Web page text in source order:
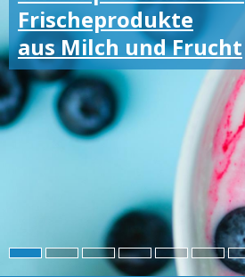
Frischeprodukte
aus Milch und Frucht
Für die großen und
kleinen Emotionen